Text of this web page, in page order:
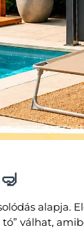
alapja.
válhat,